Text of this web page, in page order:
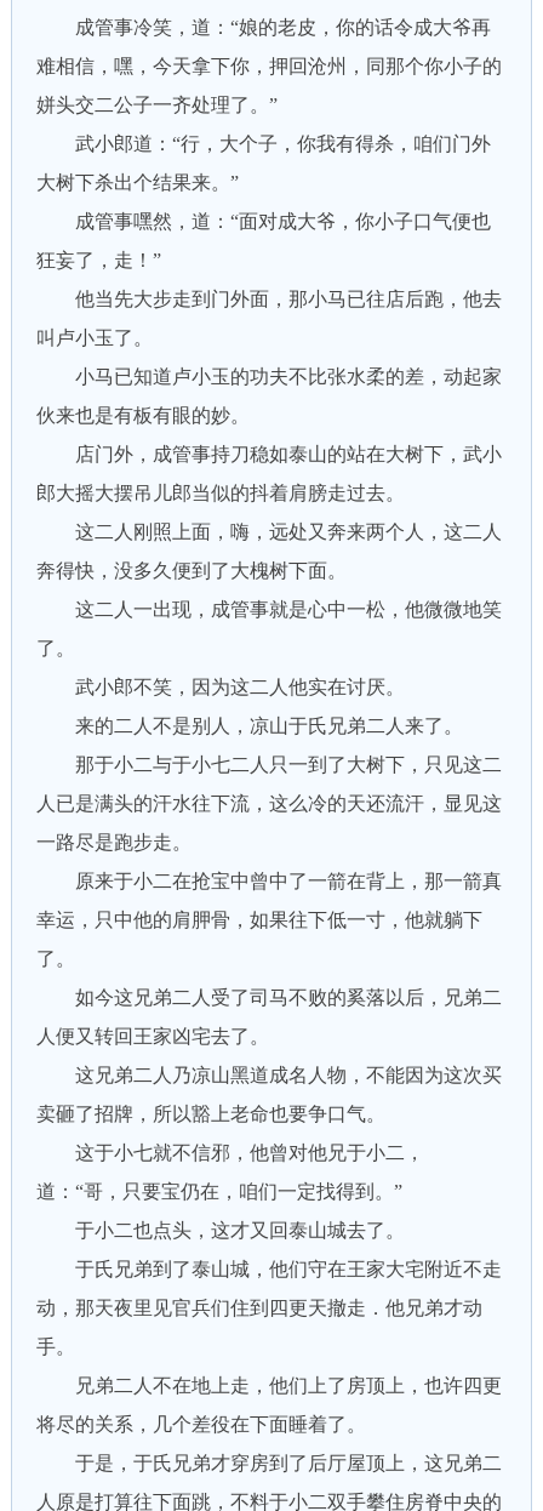
成管事冷笑，道：“娘的老皮，你的话令成大爷再
难相信，嘿，今天拿下你，押回沧州，同那个你小子的
姘头交二公子一齐处理了。”
武小郎道：“行，大个子，你我有得杀，咱们门外
大树下杀出个结果来。”
成管事嘿然，道：“面对成大爷，你小子口气便也
狂妄了，走！”
他当先大步走到门外面，那小马已往店后跑，他去
叫卢小玉了。
小马已知道卢小玉的功夫不比张水柔的差，动起家
伙来也是有板有眼的妙。
店门外，成管事持刀稳如泰山的站在大树下，武小
郎大摇大摆吊儿郎当似的抖着肩膀走过去。
这二人刚照上面，嗨，远处又奔来两个人，这二人
奔得快，没多久便到了大槐树下面。
这二人一出现，成管事就是心中一松，他微微地笑
了。
武小郎不笑，因为这二人他实在讨厌。
来的二人不是别人，凉山于氏兄弟二人来了。
那于小二与于小七二人只一到了大树下，只见这二
人已是满头的汗水往下流，这么冷的天还流汗，显见这
一路尽是跑步走。
原来于小二在抢宝中曾中了一箭在背上，那一箭真
幸运，只中他的肩胛骨，如果往下低一寸，他就躺下
了。
如今这兄弟二人受了司马不败的奚落以后，兄弟二
人便又转回王家凶宅去了。
这兄弟二人乃凉山黑道成名人物，不能因为这次买
卖砸了招牌，所以豁上老命也要争口气。
这于小七就不信邪，他曾对他兄于小二，
道：“哥，只要宝仍在，咱们一定找得到。”
于小二也点头，这才又回泰山城去了。
于氏兄弟到了泰山城，他们守在王家大宅附近不走
动，那天夜里见官兵们住到四更天撤走．他兄弟才动
手。
兄弟二人不在地上走，他们上了房顶上，也许四更
将尽的关系，几个差役在下面睡着了。
于是，于氏兄弟才穿房到了后厅屋顶上，这兄弟二
人原是打算往下面跳，不料于小二双手攀住房脊中央的